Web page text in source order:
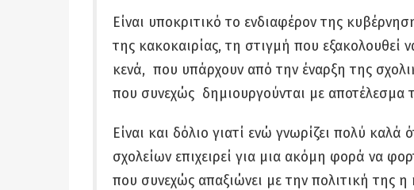
Είναι υποκριτικό το ενδιαφέρον της
της κακοκαιρίας, τη στιγμή που εξακολουθεί
κενά, που υπάρχουν από την έναρξη της
που συνεχώς δημιουργούνται με
Είναι και δόλιο γιατί ενώ γνωρίζει πολύ
σχολείων επιχειρεί για μια ακόμη φορά να
που συνεχώς απαξιώνει με την πολιτική της η